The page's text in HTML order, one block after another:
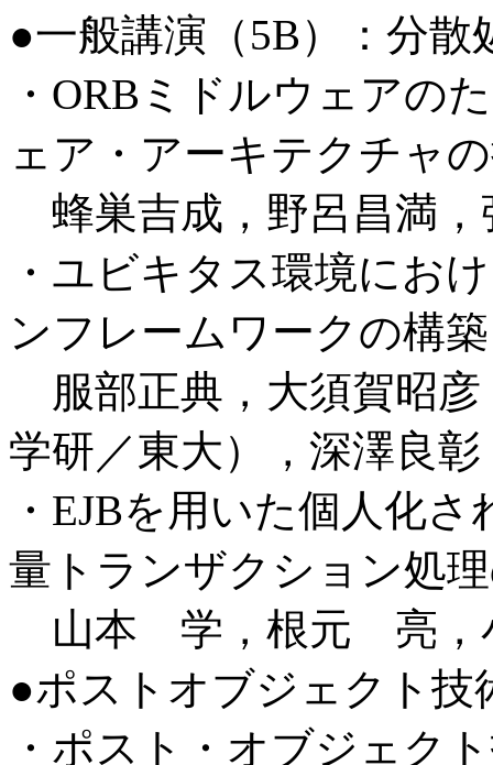
●一般講演（5B）：分
・ORBミドルウェアの
ェア・アーキテクチャ
蜂巣吉成，野呂昌満
・ユビキタス環境にお
ンフレームワークの構
服部正典，大須賀昭彦
学研／東大），深澤良
・EJBを用いた個人化
量トランザクション処
山本 学，根元 亮，
●ポストオブジェクト技
・ポスト・オブジェク